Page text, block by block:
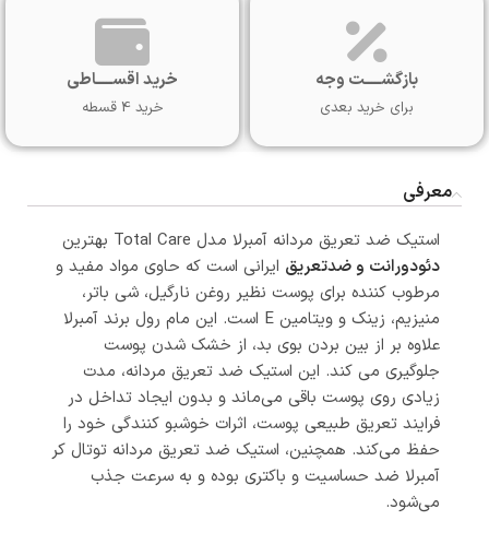
بازگشـــــت وجه
برای خرید بعدی
خرید اقســـــاطی
خرید 4 قسطه
معرفی
استیک ضد تعریق مردانه آمبرلا مدل Total Care بهترین
دئودورانت و ضدتعریق ایرانی است که حاوی مواد مفید و
مرطوب کننده برای پوست نظیر روغن نارگیل، شی باتر،
منیزیم، زینک و ویتامین E است. این مام رول برند آمبرلا
علاوه بر از بین بردن بوی بد، از خشک شدن پوست
جلوگیری می کند. این استیک ضد تعریق مردانه، مدت
زیادی روی پوست باقی می‌ماند و بدون ایجاد تداخل در
فرایند تعریق طبیعی پوست، اثرات خوشبو کنندگی خود را
حفظ می‌کند. همچنین، استیک ضد تعریق مردانه توتال کر
آمبرلا ضد حساسیت و باکتری بوده و به سرعت جذب
می‌شود.